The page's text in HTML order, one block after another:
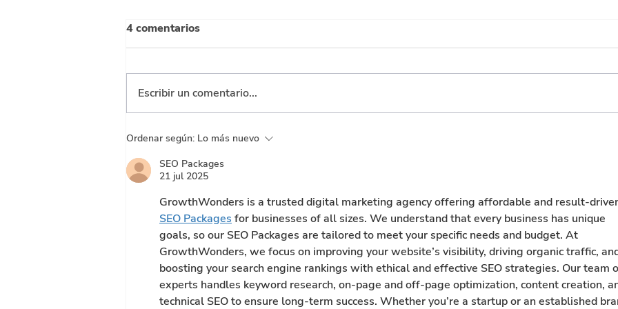
¿Quién cobra y quién se
los impuestos al alcohol y
tabaco
4 comentarios
Escribir un comentario...
Ordenar según: Lo más nuevo
SEO Packages
21 jul 2025
GrowthWonders is a trusted digital marketing agency offering affordable and result-
SEO Packages for businesses of all sizes. We understand that every business has unique
goals, so our SEO Packages are tailored to meet your specific needs and budget. At
GrowthWonders, we focus on improving your website’s visibility, driving organic traffic,
boosting your search engine rankings with ethical and effective SEO strategies. Our team
experts handles keyword research, on-page and off-page optimization, content creation,
technical SEO to ensure long-term success. Whether you’re a startup or an established